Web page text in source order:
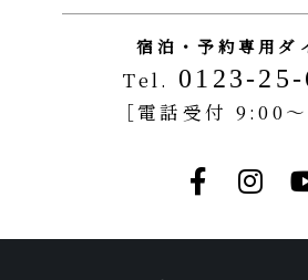
宿泊・予約専用ダ
Tel. 0123-25-
［電話受付 9:00